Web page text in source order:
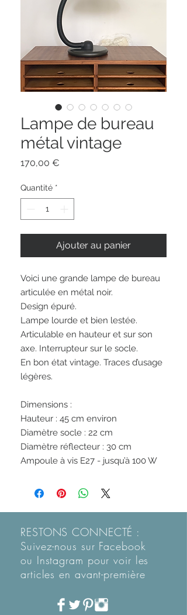
Lampe de bureau
métal vintage
170,00 €
Quantité *
Ajouter au panier
Voici une grande lampe de bureau
articulée en métal noir.
Design épuré.
Lampe lourde et bien lestée.
Articulable en hauteur et sur son
axe. Interrupteur sur le socle.
En bon état vintage. Traces d’usage
légères.
Dimensions :
Hauteur : 45 cm environ
Diamètre socle : 22 cm
Diamètre réflecteur : 30 cm
Ampoule à vis E27 - jusqu’à 100 W
RESTONS CONNECTÉ :
Suivez-nous sur Facebook
ou Instagram pour voir les
articles en avant-première